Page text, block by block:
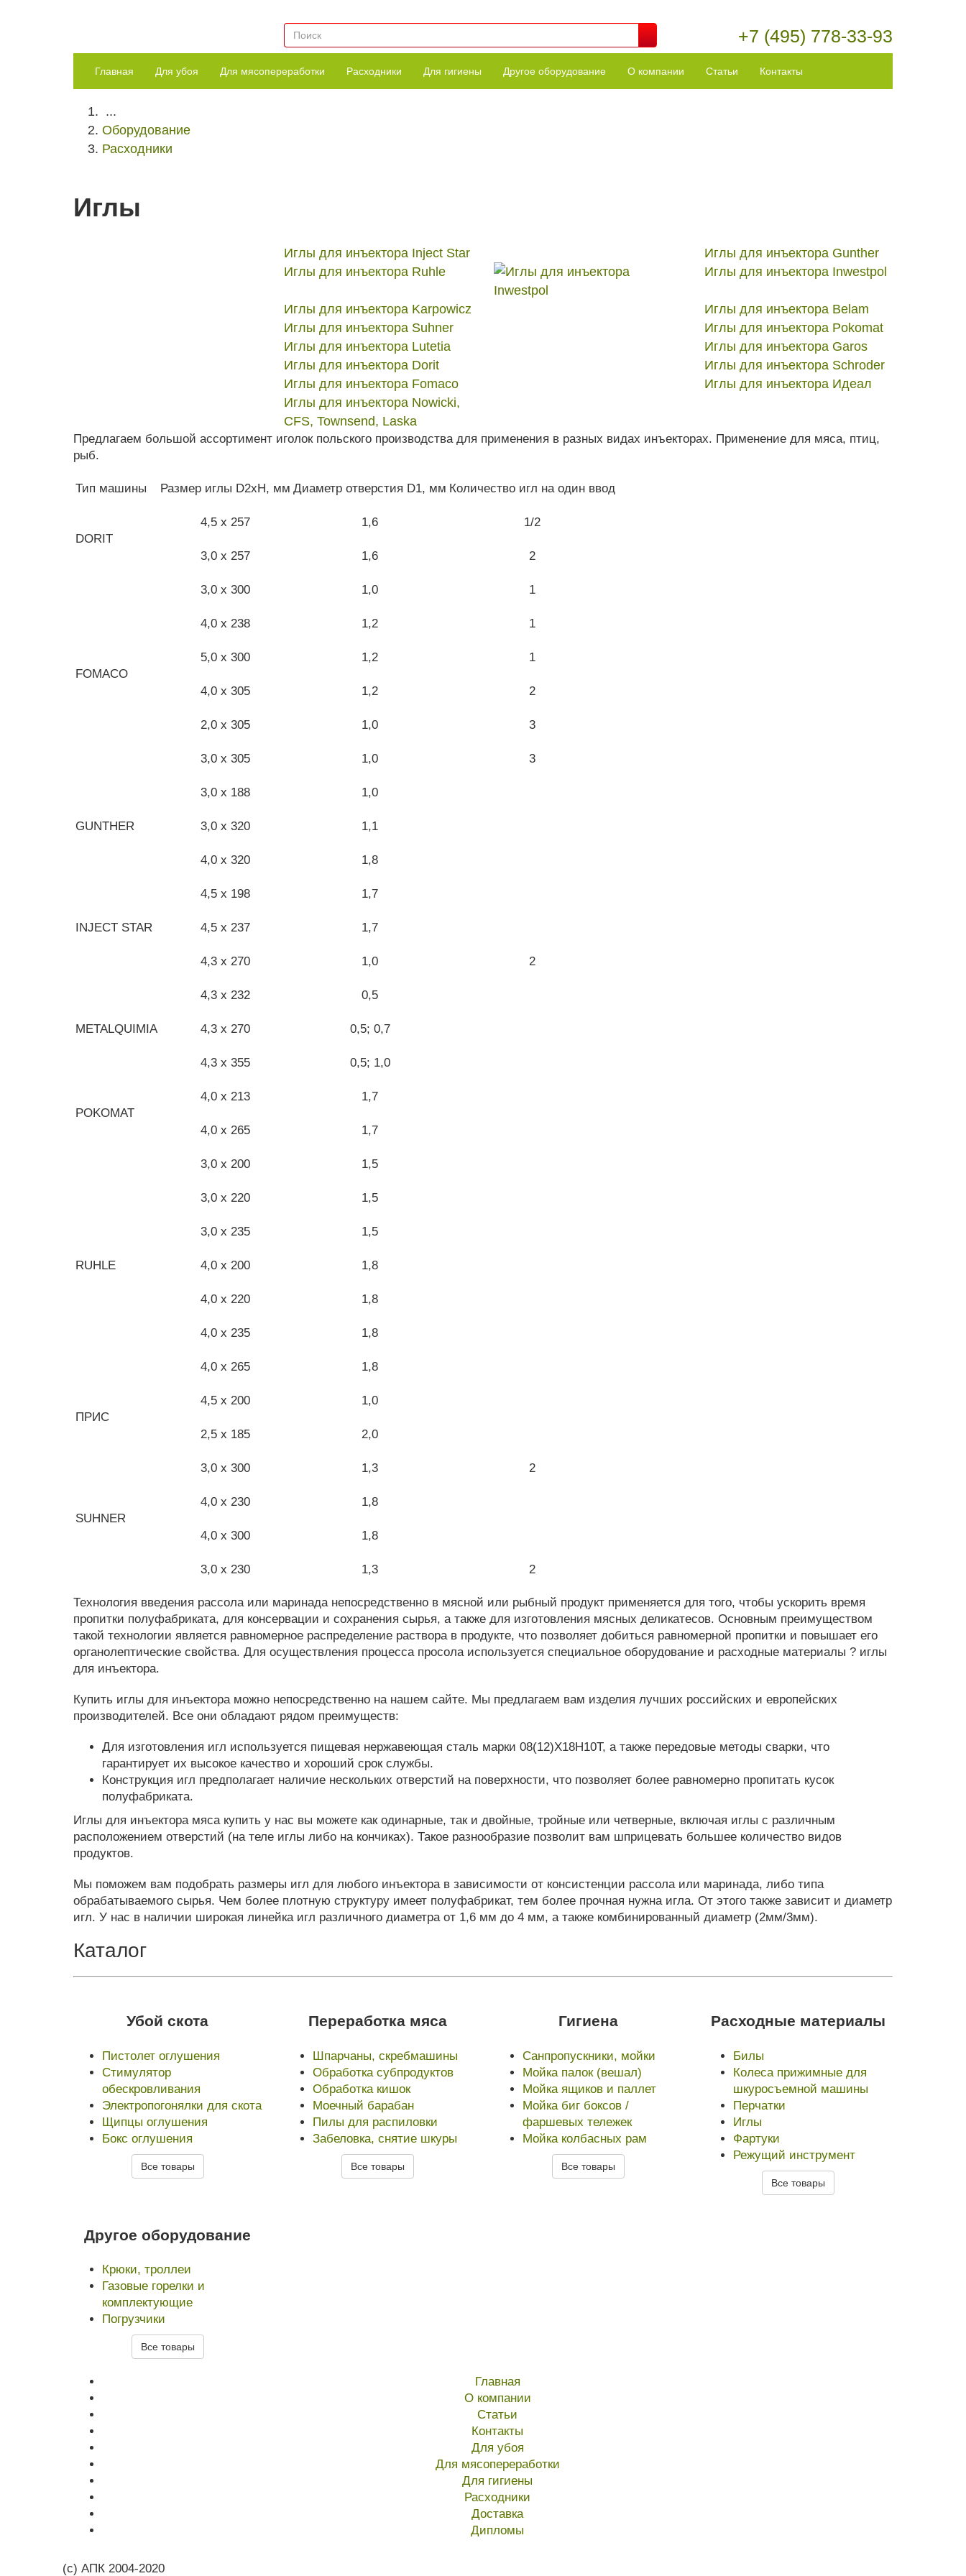
+7 (495) 778-33-93
Главная Для убоя Для мясопереработки Расходники Для гигиены Другое оборудование О компании Статьи Контакты
...
Оборудование
Расходники
Иглы
Иглы для инъектора Inject Star
Иглы для инъектора Gunther
Иглы для инъектора Ruhle
Иглы для инъектора Inwestpol
Иглы для инъектора Karpowicz
Иглы для инъектора Belam
Иглы для инъектора Suhner
Иглы для инъектора Pokomat
Иглы для инъектора Lutetia
Иглы для инъектора Garos
Иглы для инъектора Dorit
Иглы для инъектора Schroder
Иглы для инъектора Fomaco
Иглы для инъектора Идеал
Иглы для инъектора Nowicki,
CFS, Townsend, Laska
Предлагаем большой ассортимент иголок польского производства для применения в разных видах инъекторах. Применение для мяса, птиц,
рыб.
Тип машины Размер иглы D2xH, мм Диаметр отверстия D1, мм Количество игл на один ввод
DORIT
4,5 x 257 1,6 1/2
3,0 x 257 1,6 2
FOMACO
3,0 x 300 1,0 1
4,0 x 238 1,2 1
5,0 x 300 1,2 1
4,0 x 305 1,2 2
2,0 x 305 1,0 3
3,0 x 305 1,0 3
GUNTHER
3,0 x 188 1,0
3,0 x 320 1,1
4,0 x 320 1,8
INJECT STAR
4,5 x 198 1,7
4,5 x 237 1,7
4,3 x 270 1,0 2
METALQUIMIA
4,3 x 232 0,5
4,3 x 270 0,5; 0,7
4,3 x 355 0,5; 1,0
POKOMAT
4,0 x 213 1,7
4,0 x 265 1,7
RUHLE
3,0 x 200 1,5
3,0 x 220 1,5
3,0 x 235 1,5
4,0 x 200 1,8
4,0 x 220 1,8
4,0 x 235 1,8
4,0 x 265 1,8
ПРИС
4,5 x 200 1,0
2,5 x 185 2,0
SUHNER
3,0 x 300 1,3 2
4,0 x 230 1,8
4,0 x 300 1,8
3,0 x 230 1,3 2
Технология введения рассола или маринада непосредственно в мясной или рыбный продукт применяется для того, чтобы ускорить время
пропитки полуфабриката, для консервации и сохранения сырья, а также для изготовления мясных деликатесов. Основным преимуществом
такой технологии является равномерное распределение раствора в продукте, что позволяет добиться равномерной пропитки и повышает его
органолептические свойства. Для осуществления процесса просола используется специальное оборудование и расходные материалы ? иглы
для инъектора.
Купить иглы для инъектора можно непосредственно на нашем сайте. Мы предлагаем вам изделия лучших российских и европейских
производителей. Все они обладают рядом преимуществ:
Для изготовления игл используется пищевая нержавеющая сталь марки 08(12)Х18Н10Т, а также передовые методы сварки, что
гарантирует их высокое качество и хороший срок службы.
Конструкция игл предполагает наличие нескольких отверстий на поверхности, что позволяет более равномерно пропитать кусок
полуфабриката.
Иглы для инъектора мяса купить у нас вы можете как одинарные, так и двойные, тройные или четверные, включая иглы с различным
расположением отверстий (на теле иглы либо на кончиках). Такое разнообразие позволит вам шприцевать большее количество видов
продуктов.
Мы поможем вам подобрать размеры игл для любого инъектора в зависимости от консистенции рассола или маринада, либо типа
обрабатываемого сырья. Чем более плотную структуру имеет полуфабрикат, тем более прочная нужна игла. От этого также зависит и диаметр
игл. У нас в наличии широкая линейка игл различного диаметра от 1,6 мм до 4 мм, а также комбинированный диаметр (2мм/3мм).
Каталог
Убой скота
Пистолет оглушения
Стимулятор
обескровливания
Электропогонялки для скота
Щипцы оглушения
Бокс оглушения
Все товары
Переработка мяса
Шпарчаны, скребмашины
Обработка субпродуктов
Обработка кишок
Моечный барабан
Пилы для распиловки
Забеловка, снятие шкуры
Все товары
Гигиена
Санпропускники, мойки
Мойка палок (вешал)
Мойка ящиков и паллет
Мойка биг боксов /
фаршевых тележек
Мойка колбасных рам
Все товары
Расходные материалы
Билы
Колеса прижимные для
шкуросъемной машины
Перчатки
Иглы
Фартуки
Режущий инструмент
Все товары
Другое оборудование
Крюки, троллеи
Газовые горелки и
комплектующие
Погрузчики
Все товары
Главная
О компании
Статьи
Контакты
Для убоя
Для мясопереработки
Для гигиены
Расходники
Доставка
Дипломы
(с) АПК 2004-2020